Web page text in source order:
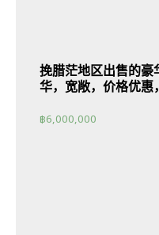
挽腊茫地区出售的
华，宽敞，价格优惠
฿6,000,000